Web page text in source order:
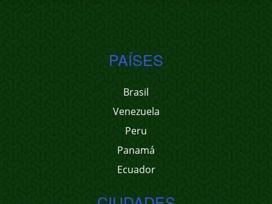
PAÍSES
Brasil
Venezuela
Peru
Panamá
Ecuador